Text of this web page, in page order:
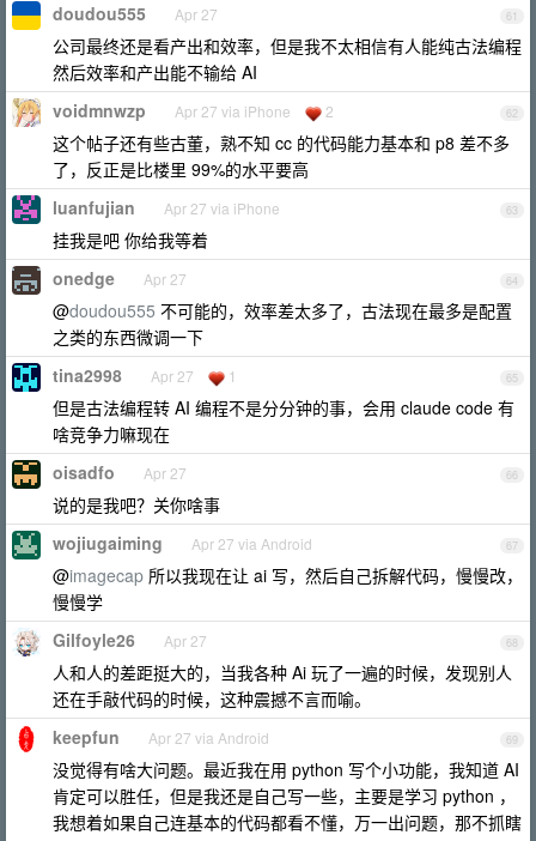
61
doudou555 Apr 27
公司最终还是看产出和效率，但是我不太相信有人能纯古法编程
然后效率和产出能不输给 AI
62
voidmnwzp Apr 27 via iPhone 2
这个帖子还有些古董，熟不知 cc 的代码能力基本和 p8 差不多
了，反正是比楼里 99%的水平要高
63
luanfujian Apr 27 via iPhone
挂我是吧 你给我等着
64
onedge Apr 27
@doudou555 不可能的，效率差太多了，古法现在最多是配置
之类的东西微调一下
65
tina2998 Apr 27 1
但是古法编程转 AI 编程不是分分钟的事，会用 claude code 有
啥竞争力嘛现在
66
oisadfo Apr 27
说的是我吧？关你啥事
67
wojiugaiming Apr 27 via Android
@imagecap 所以我现在让 ai 写，然后自己拆解代码，慢慢改，
慢慢学
68
Gilfoyle26 Apr 27
人和人的差距挺大的，当我各种 Ai 玩了一遍的时候，发现别人
还在手敲代码的时候，这种震撼不言而喻。
69
keepfun Apr 27 via Android
没觉得有啥大问题。最近我在用 python 写个小功能，我知道 AI
肯定可以胜任，但是我还是自己写一些，主要是学习 python ，
我想着如果自己连基本的代码都看不懂，万一出问题，那不抓瞎